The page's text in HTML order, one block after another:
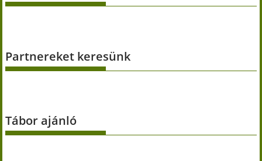
Partnereket keresünk
Tábor ajánló